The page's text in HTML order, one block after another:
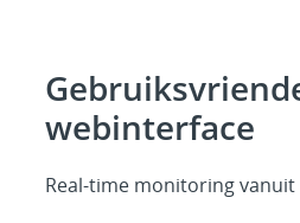
webinterface
Real-time monitoring vanuit